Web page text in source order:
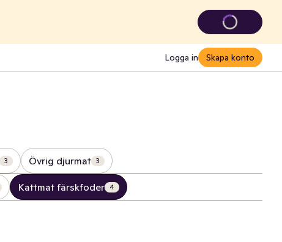
Logga in Skapa konto
3 Övrig djurmat 3
Kattmat färskfoder 4